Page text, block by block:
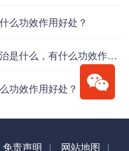
么功效作用好处？
苹果黄芪红枣煮水喝的功效作用功能主治是什么，有什么功效作用好处？
功效作用好处？
免责声明 网站地图